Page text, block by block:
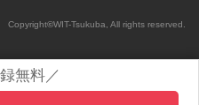
無料／
Copyright©WIT-Tsukuba, All rights reserved.